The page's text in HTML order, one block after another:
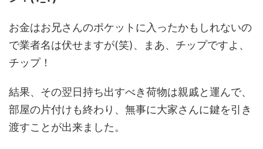
お金はお兄さんのポケットに入ったかもしれないの
で業者名は伏せますが(笑)、まあ、チップですよ、
チップ！
結果、その翌日持ち出すべき荷物は親戚と運んで、
部屋の片付けも終わり、無事に大家さんに鍵を引き
渡すことが出来ました。